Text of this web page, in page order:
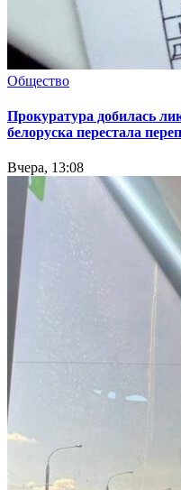
Общество
Прокуратура добилась
белоруска перестала
Вчера, 13:08